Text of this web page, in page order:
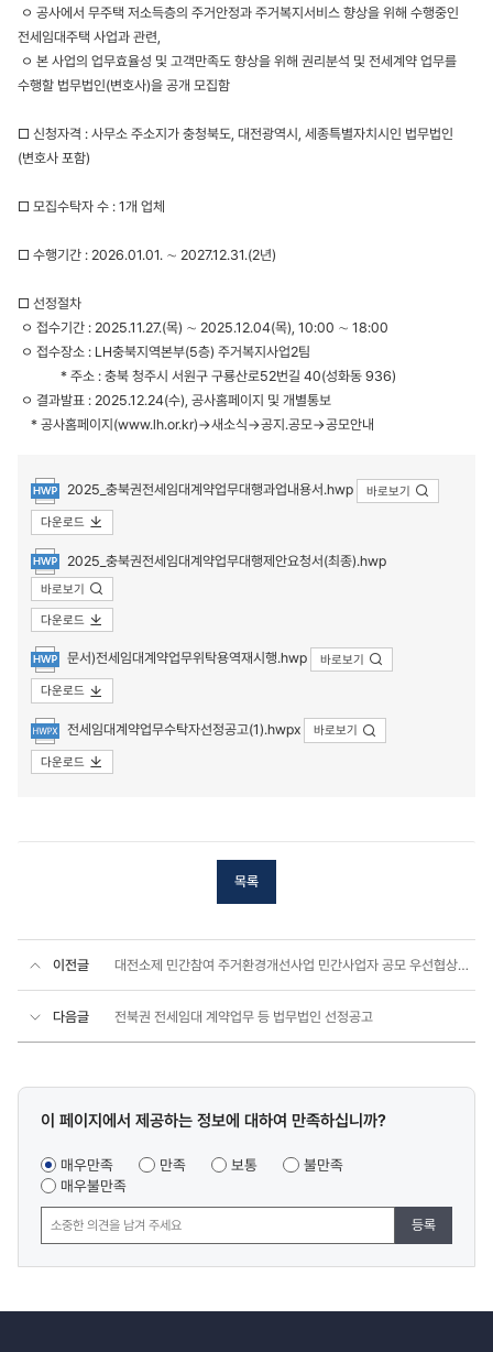
ㅇ 공사에서 무주택 저소득층의 주거안정과 주거복지서비스 향상을 위해 수행중인
전세임대주택 사업과 관련,
ㅇ 본 사업의 업무효율성 및 고객만족도 향상을 위해 권리분석 및 전세계약 업무를
수행할 법무법인(변호사)을 공개 모집함
□ 신청자격 : 사무소 주소지가 충청북도, 대전광역시, 세종특별자치시인 법무법인
(변호사 포함)
□ 모집수탁자 수 : 1개 업체
□ 수행기간 : 2026.01.01. ∼ 2027.12.31.(2년)
□ 선정절차
ㅇ 접수기간 : 2025.11.27.(목) ∼ 2025.12.04(목), 10:00 ∼ 18:00
ㅇ 접수장소 : LH충북지역본부(5층) 주거복지사업2팀
* 주소 : 충북 청주시 서원구 구룡산로52번길 40(성화동 936)
ㅇ 결과발표 : 2025.12.24(수), 공사홈페이지 및 개별통보
* 공사홈페이지(www.lh.or.kr)→새소식→공지.공모→공모안내
첨부파일
2025_충북권전세임대계약업무대행과업내용서.hwp
바로보기
다운로드
2025_충북권전세임대계약업무대행제안요청서(최종).hwp
바로보기
다운로드
문서)전세임대계약업무위탁용역재시행.hwp 바로보기
다운로드
전세임대계약업무수탁자선정공고(1).hwpx 바로보기
다운로드
목록
이전글 대전소제 민간참여 주거환경개선사업 민간사업자 공모 우선협상대상자 공고
다음글 전북권 전세임대 계약업무 등 법무법인 선정공고
콘텐츠
조사
이 페이지에서 제공하는 정보에 대하여 만족하십니까?
매우만족 만족 보통
불만족
매우불만족
등록